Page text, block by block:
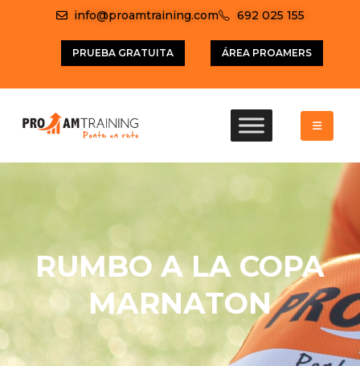
info@proamtraining.com 692 025 155
PRUEBA GRATUITA ÁREA PROAMERS
RUMBO A LA COPA
MARNATON